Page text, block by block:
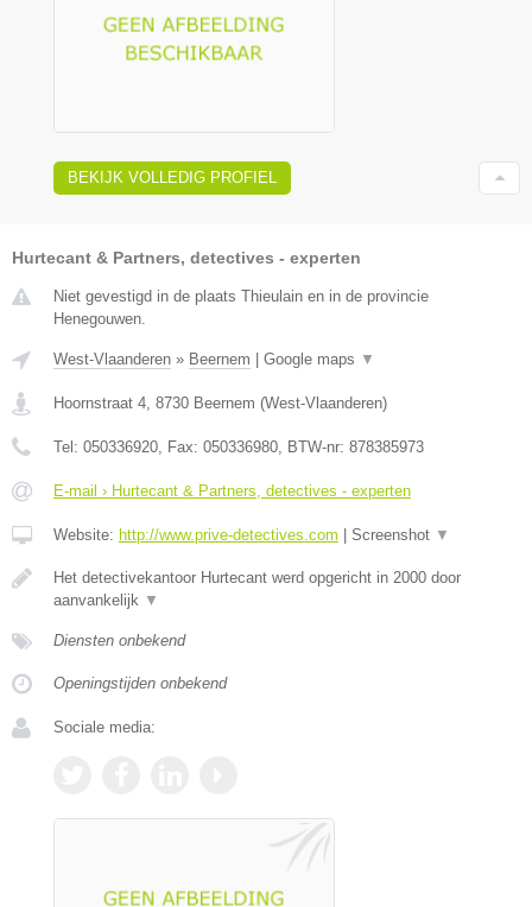
BEKIJK VOLLEDIG PROFIEL
Hurtecant & Partners, detectives - experten
Niet gevestigd in de plaats Thieulain en in de provincie
Henegouwen.
West-Vlaanderen » Beernem Google maps ▼
Hoornstraat 4 8730 Beernem (West-Vlaanderen)
Tel: 050336920 , Fax: 050336980 , BTW-nr: 878385973
E-mail › Hurtecant & Partners, detectives - experten
Website: http://www.prive-detectives.com Screenshot ▼
Het detectivekantoor Hurtecant werd opgericht in 2000 door
aanvankelijk ▼
Diensten onbekend
Openingstijden onbekend
Sociale media: